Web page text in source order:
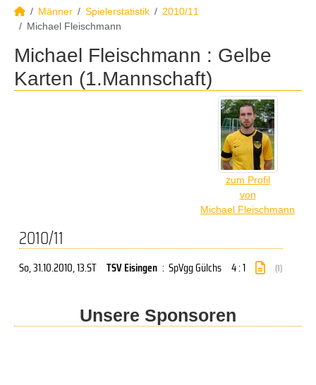
Männer Spielerstatistik
2010/11
Michael Fleischmann
Michael Fleischmann : Gelbe
Karten (1.Mannschaft)
zum Profil
von
Michael Fleischmann
2010/11
So, 31.10.2010, 13.ST TSV Eisingen : SpVgg Gülchs 4 : 1 (1)
Unsere Sponsoren